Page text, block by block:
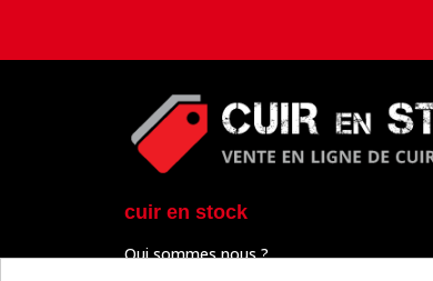
cuir en stock
Qui sommes nous ?